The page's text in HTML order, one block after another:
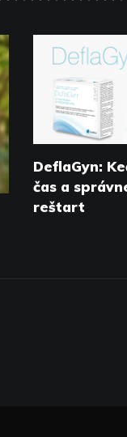
DeflaGyn:
čas a
reštart